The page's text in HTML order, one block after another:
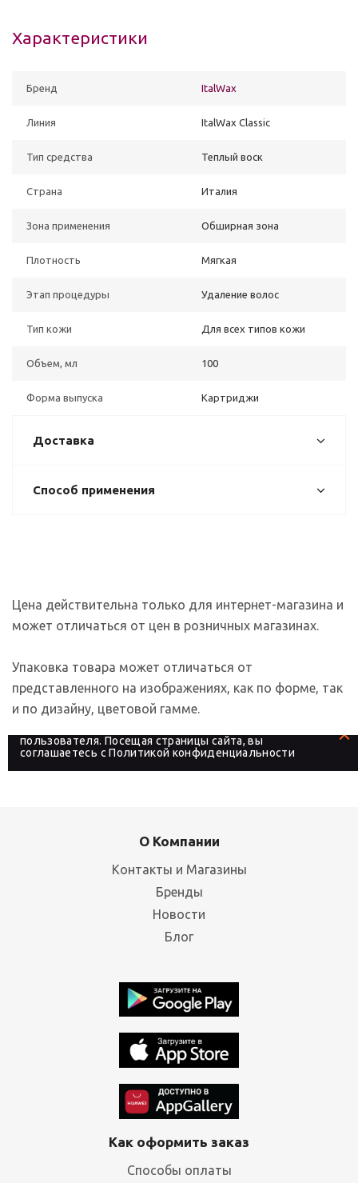
Характеристики
Бренд ItalWax
Линия ItalWax Classic
Тип средства Теплый воск
Страна Италия
Зона применения Обширная зона
Плотность Мягкая
Этап процедуры Удаление волос
Тип кожи Для всех типов кожи
Объем, мл 100
Форма выпуска Картриджи
Доставка
Способ применения
Цена действительна только для интернет-магазина и
может отличаться от цен в розничных магазинах.
Упаковка товара может отличаться от
представленного на изображениях, как по форме, так
и по дизайну, цветовой гамме.
На сайте используются файлы cookies, которые его
пользователя. Посещая страницы сайта, вы
соглашаетесь сПолитикой конфиденциальности
О Компании
Контакты и Магазины
Бренды
Новости
Блог
Как оформить заказ
Способы оплаты